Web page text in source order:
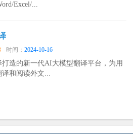
Excel/...
时间：2024-10-16
打造的新一代AI大模型翻译平台，为用
译和阅读外文...